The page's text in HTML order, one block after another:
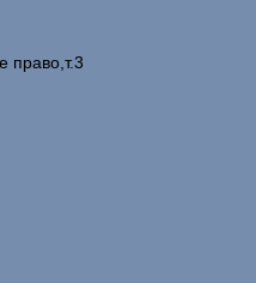
право,т.3